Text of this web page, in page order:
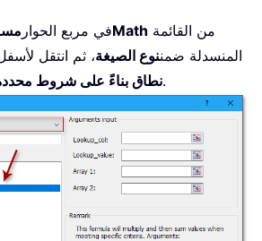
2. في مربع الحوارMath
المنسدلة ضمننوع الصيغة، ثم انتقل
نطاق بناءً على شروط.